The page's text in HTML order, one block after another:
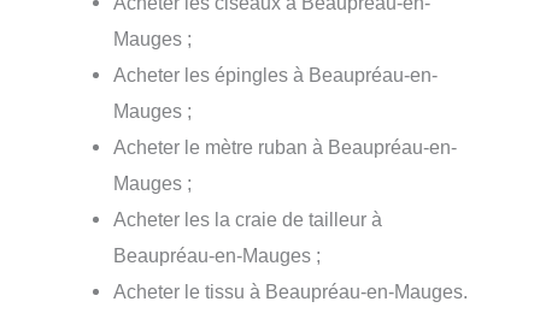
Mauges ;
Acheter les épingles à Beaupréau-en-
Mauges ;
Acheter le mètre ruban à Beaupréau-en-
Mauges ;
Acheter les la craie de tailleur à
Beaupréau-en-Mauges ;
Acheter le tissu à Beaupréau-en-Mauges.